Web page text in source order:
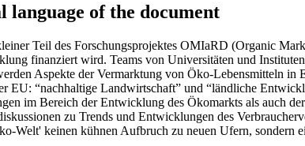
of the document
Teil des Forschungsprojektes OMIaRD (Organic
finanziert wird. Teams von Universitäten und
Aspekte der Vermarktung von Öko-Lebensmitteln
EU: “nachhaltige Landwirtschaft” und “ländliche
im Bereich der Entwicklung des Ökomarkts als auch
zu Trends und Entwicklungen des
Welt' keinen kühnen Aufbruch zu neuen Ufern,